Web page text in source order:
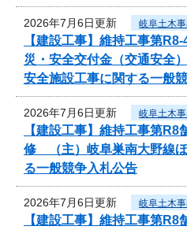
2026年7月6日更新 岐阜土木
【建設工事】維持工事第
災・安全交付金（交通安
安全施設工事に関する一般
2026年7月6日更新 岐阜土木
【建設工事】維持工事第
修 （主）岐阜巣南大野線
る一般競争入札公告
2026年7月6日更新 岐阜土木
【建設工事】維持工事第